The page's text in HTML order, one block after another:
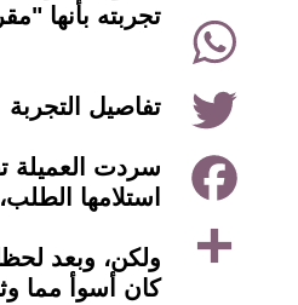
Share
Facebook
Twitter
WhatsAppتجربته بأنها
تفاصيل التجربة
استلامها
ولكن، وبعد
كان أسوأ مما